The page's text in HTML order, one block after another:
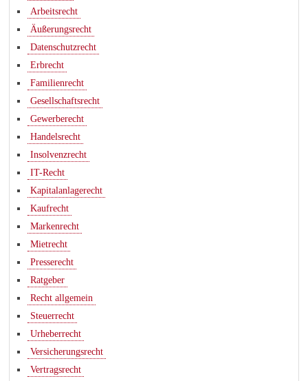
Arbeitsrecht
Äußerungsrecht
Datenschutzrecht
Erbrecht
Familienrecht
Gesellschaftsrecht
Gewerberecht
Handelsrecht
Insolvenzrecht
IT-Recht
Kapitalanlagerecht
Kaufrecht
Markenrecht
Mietrecht
Presserecht
Ratgeber
Recht allgemein
Steuerrecht
Urheberrecht
Versicherungsrecht
Vertragsrecht